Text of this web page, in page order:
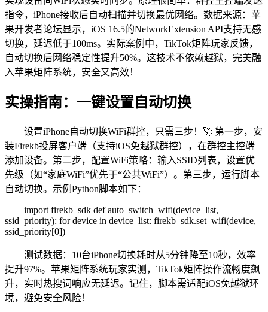
指令，iPhone接收后自动扫描并切换最优网络。数据来源：苹
果开发者论坛显示，iOS 16.5的NetworkExtension API支持无感
切换，延迟低于100ms。实际案例中，TikTok矩阵玩家反馈，
自动切换后网络稳定性提升50%。这技术不依赖越狱，完美融
入苹果矩阵系统，安全又高效！
实操指南：一键设置自动切换
设置iPhone自动切换WiFi群控，只需三步！🚀 第一步，安
装Firekb投屏客户端（支持iOS免越狱群控），在群控主控端
添加设备。第二步，配置WiFi策略：输入SSID列表，设置优
先级（如“家庭WiFi”优先于“公共WiFi”）。第三步，运行脚本
自动切换。示例Python脚本如下：
import firekb_sdk def auto_switch_wifi(device_list,
ssid_priority): for device in device_list: firekb_sdk.set_wifi(device,
ssid_priority[0])
测试数据：10台iPhone切换耗时从5分钟降至10秒，效率
提升97%。苹果矩阵系统玩家实测，TikTok矩阵操作流畅度飙
升，实时热搜词响应无延迟。记住，脚本需适配iOS免越狱环
境，避免安全风险！